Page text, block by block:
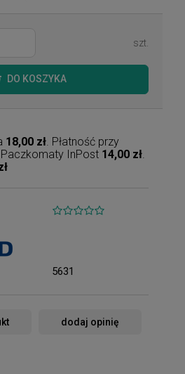
szt.
DO KOSZYKA
18,00 zł . Płatność przy
. Paczkomaty InPost 14,00 zł
5631
dodaj opinię